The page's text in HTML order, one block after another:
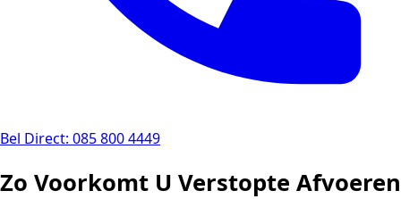
Bel Direct: 085 800 4449
Zo Voorkomt U Verstopte Afvoeren